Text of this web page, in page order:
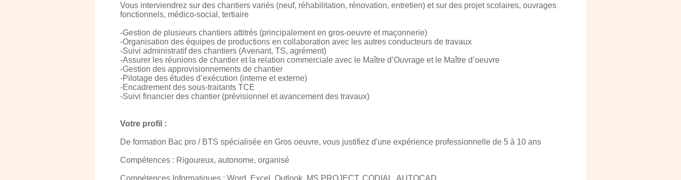
Vous interviendrez sur des chantiers variés (neuf, réhabilitation, rénovation, entretien) et sur des projet scolaires, ouvrages
fonctionnels, médico-social, tertiaire
-Gestion de plusieurs chantiers attitrés (principalement en gros-oeuvre et maçonnerie)
-Organisation des équipes de productions en collaboration avec les autres conducteurs de travaux
-Suivi administratif des chantiers (Avenant, TS, agrément)
-Assurer les réunions de chantier et la relation commerciale avec le Maître d’Ouvrage et le Maître d’oeuvre
-Gestion des approvisionnements de chantier
-Pilotage des études d’exécution (interne et externe)
-Encadrement des sous-traitants TCE
-Suivi financier des chantier (prévisionnel et avancement des travaux)
Votre profil :
De formation Bac pro / BTS spécialisée en Gros oeuvre, vous justifiez d'une expérience professionnelle de 5 à 10 ans
Compétences : Rigoureux, autonome, organisé
Compétences Informatiques : Word, Excel, Outlook, MS PROJECT, CODIAL, AUTOCAD